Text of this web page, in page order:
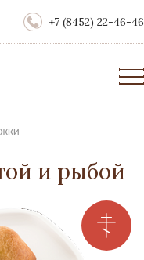
+7 (8452) 22-46-46
и рыбой